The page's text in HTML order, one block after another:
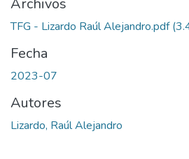
Archivos
TFG - Lizardo Raúl Alejandro.pdf
Fecha
2023-07
Autores
Lizardo, Raúl Alejandro